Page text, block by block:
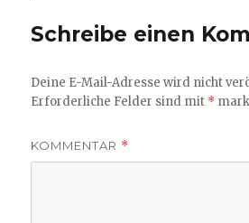
Schreibe einen
Deine E-Mail-Adresse wird nicht
Erforderliche Felder sind mit *
KOMMENTAR *